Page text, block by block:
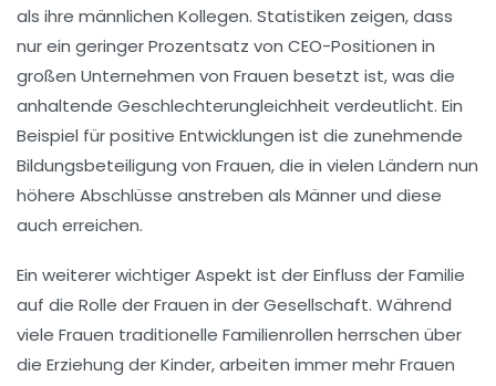
als ihre männlichen Kollegen. Statistiken zeigen, dass
nur ein geringer Prozentsatz von CEO-Positionen in
großen Unternehmen von Frauen besetzt ist, was die
anhaltende Geschlechterungleichheit verdeutlicht. Ein
Beispiel für positive Entwicklungen ist die zunehmende
Bildungsbeteiligung von Frauen, die in vielen Ländern nun
höhere Abschlüsse anstreben als Männer und diese
auch erreichen.
Ein weiterer wichtiger Aspekt ist der Einfluss derFamilie
auf die Rolle der Frauen in der Gesellschaft. Während
viele Frauen traditionelle Familienrollen herrschen über
die Erziehung der Kinder, arbeiten immer mehr Frauen